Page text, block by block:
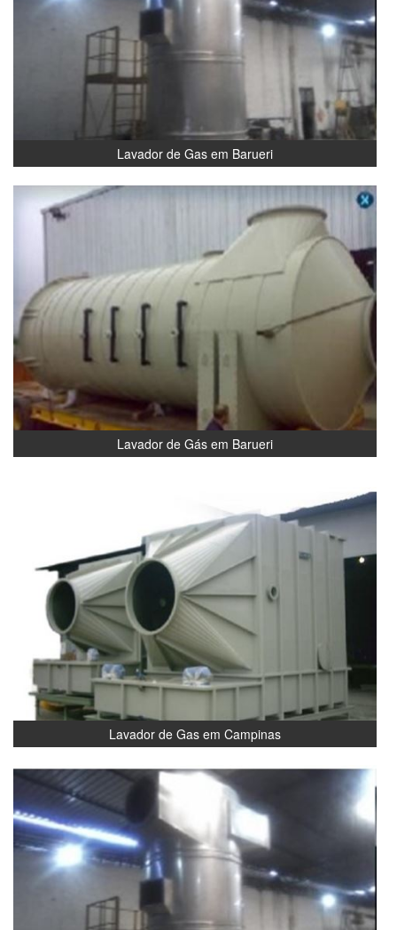
Lavador de Gas em Barueri
Lavador de Gás em Barueri
Lavador de Gas em Campinas